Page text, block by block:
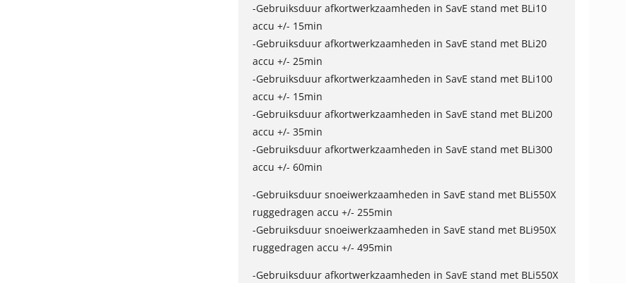
-Gebruiksduur afkortwerkzaamheden in SavE stand met BLi10
accu +/- 15min
-Gebruiksduur afkortwerkzaamheden in SavE stand met BLi20
accu +/- 25min
-Gebruiksduur afkortwerkzaamheden in SavE stand met BLi100
accu +/- 15min
-Gebruiksduur afkortwerkzaamheden in SavE stand met BLi200
accu +/- 35min
-Gebruiksduur afkortwerkzaamheden in SavE stand met BLi300
accu +/- 60min
-Gebruiksduur snoeiwerkzaamheden in SavE stand met BLi550X
ruggedragen accu +/- 255min
-Gebruiksduur snoeiwerkzaamheden in SavE stand met BLi950X
ruggedragen accu +/- 495min
-Gebruiksduur afkortwerkzaamheden in SavE stand met BLi550X